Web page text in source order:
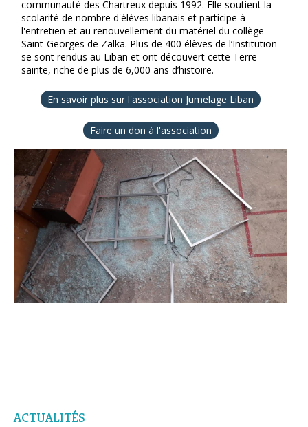
communauté des Chartreux depuis 1992. Elle soutient la
scolarité de nombre d'élèves libanais et participe à
l'entretien et au renouvellement du matériel du collège
Saint-Georges de Zalka. Plus de 400 élèves de l’Institution
se sont rendus au Liban et ont découvert cette Terre
sainte, riche de plus de 6,000 ans d’histoire.
En savoir plus sur l'association Jumelage Liban
Faire un don à l'association
ACTUALITÉS